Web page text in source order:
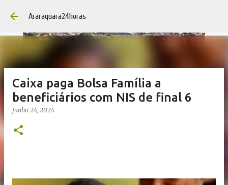
Araraquara24horas
Caixa paga Bolsa Família a
beneficiários com NIS de final 6
junho 24, 2024